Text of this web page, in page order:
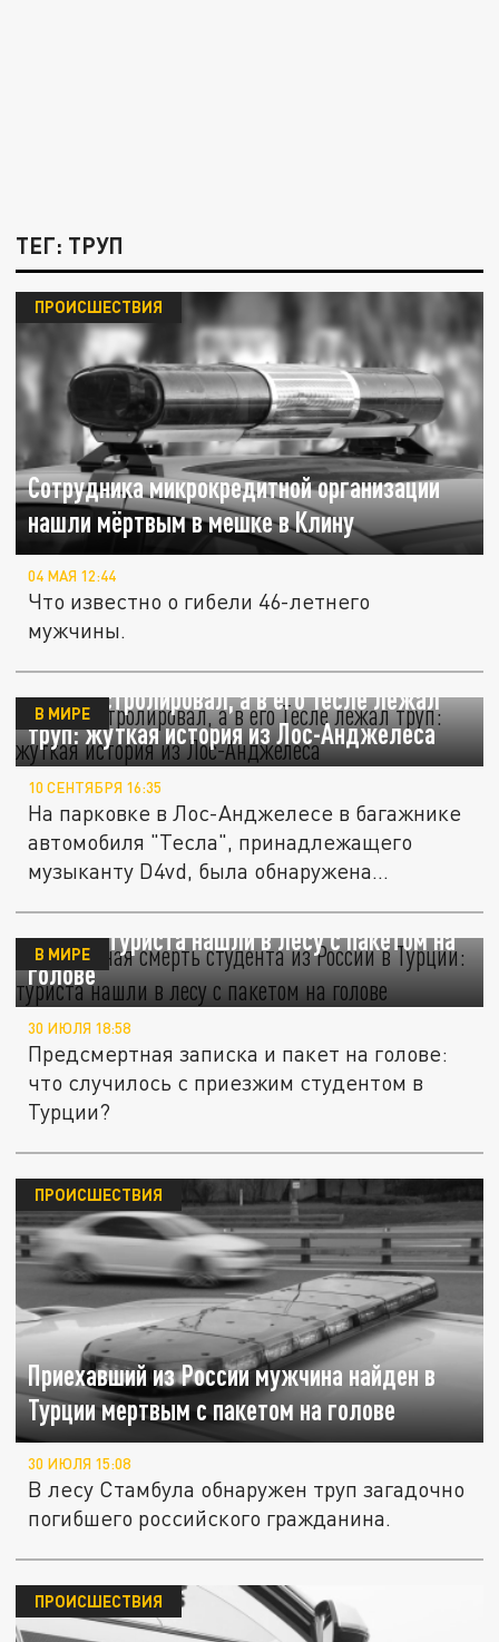
ТЕГ: ТРУП
Сотрудника микрокредитной организации
нашли мёртвым в мешке в Клину
ПРОИСШЕСТВИЯ
04 МАЯ 12:44
Что известно о гибели 46-летнего
мужчины.
D4vd гастролировал, а в его Тесле лежал
труп: жуткая история из Лос-Анджелеса
В МИРЕ
10 СЕНТЯБРЯ 16:35
На парковке в Лос-Анджелесе в багажнике
автомобиля "Тесла", принадлежащего
музыканту D4vd, была обнаружена...
Загадочная смерть студента из России в
Турции: туриста нашли в лесу с пакетом на
голове
В МИРЕ
30 ИЮЛЯ 18:58
Предсмертная записка и пакет на голове:
что случилось с приезжим студентом в
Турции?
Приехавший из России мужчина найден в
Турции мертвым с пакетом на голове
ПРОИСШЕСТВИЯ
30 ИЮЛЯ 15:08
В лесу Стамбула обнаружен труп загадочно
погибшего российского гражданина.
ПРОИСШЕСТВИЯ